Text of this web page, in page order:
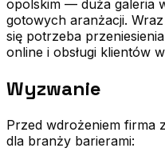
opolskim — duża galeria
gotowych aranżacji.
się potrzeba
online i obsługi klientów
Wyzwanie
Przed wdrożeniem firma
dla branży barierami: